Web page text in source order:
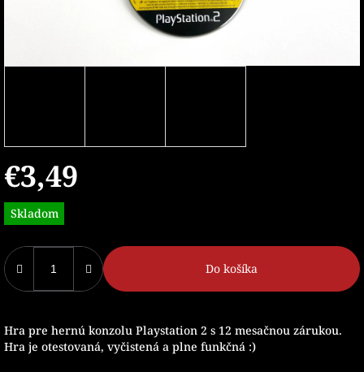
€3,49
Jednotková
cena:
Skladom
Do košíka
Hra pre hernú konzolu Playstation 2 s 12 mesačnou zárukou.
Hra je otestovaná, vyčistená a plne funkčná :)